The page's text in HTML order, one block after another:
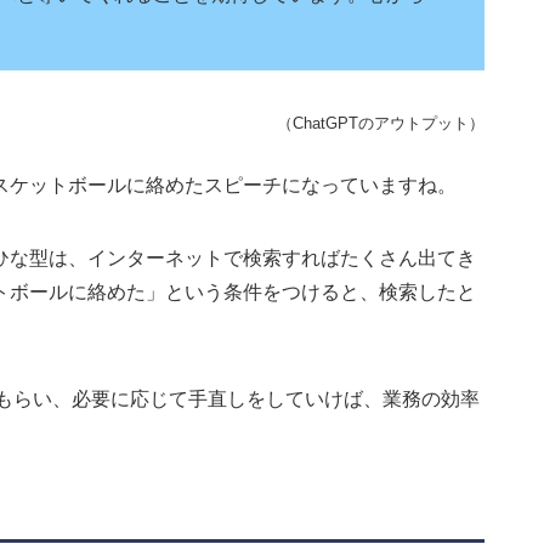
（ChatGPTのアウトプット）
ットボールに絡めたスピーチになっていますね。
型は、インターネットで検索すればたくさん出てき
ールに絡めた」という条件をつけると、検索したと
らい、必要に応じて手直しをしていけば、業務の効率